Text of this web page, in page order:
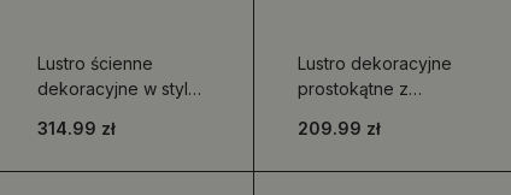
Lustro ścienne
dekoracyjne w stylu
wzorem
314.99 zł
Lustro dekoracyjne
prostokątne z
wzorze
209.99 zł